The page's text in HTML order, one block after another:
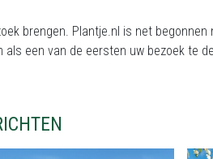
brengen. Plantje.nl is net
een van de eersten uw bezoek te